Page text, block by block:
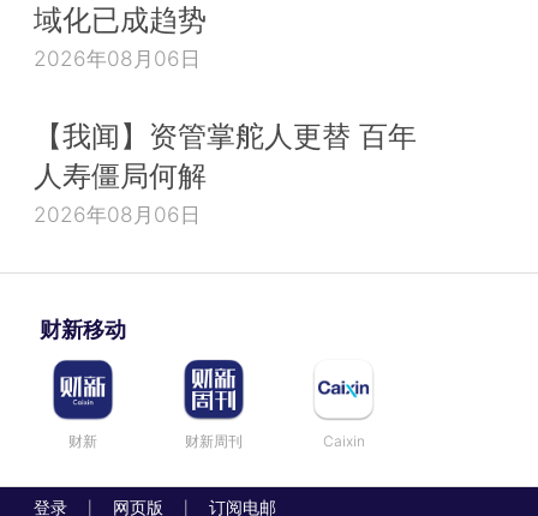
域化已成趋势
2026年08月06日
【我闻】资管掌舵人更替 百年
人寿僵局何解
2026年08月06日
财新移动
财新 财新周刊 Caixin
登录 网页版 订阅电邮